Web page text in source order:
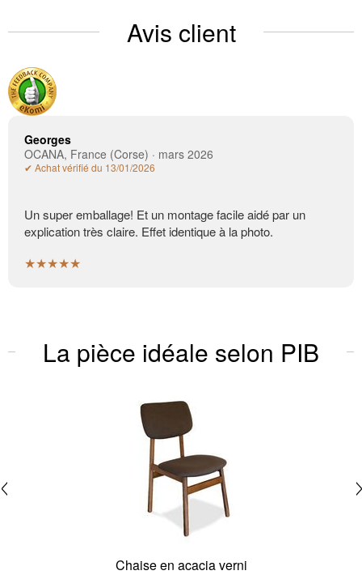
Avis client
Georges
OCANA, France (Corse) · mars 2026
✔ Achat vérifié du 13/01/2026
Un super emballage! Et un montage facile aidé par un
explication très claire. Effet identique à la photo.
★★★★★
La pièce idéale selon PIB
Chaise en acacia verni